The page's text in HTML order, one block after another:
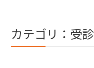
カテゴリ：受